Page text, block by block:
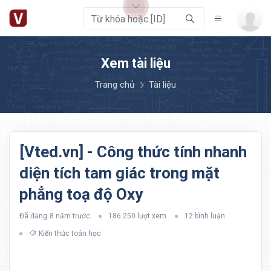
Xem tài liệu
Trang chủ Tài liệu
[Vted.vn] - Công thức tính nhanh
diện tích tam giác trong mặt
phẳng toạ độ Oxy
Đã đăng 8 năm trước 186.250 lượt xem 12 bình luận
Kiến thức toán học